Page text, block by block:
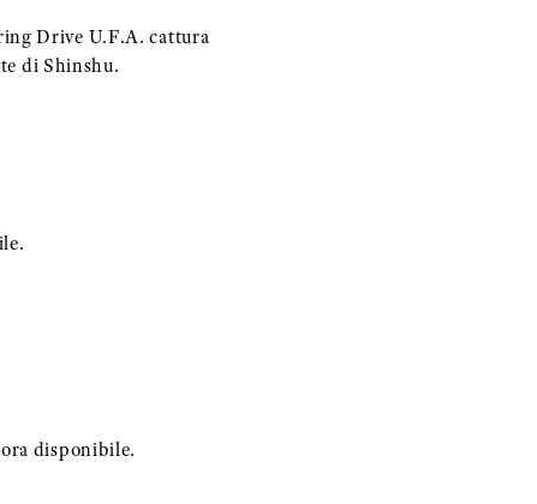
Drive U.F.A. cattura
di Shinshu.
disponibile.